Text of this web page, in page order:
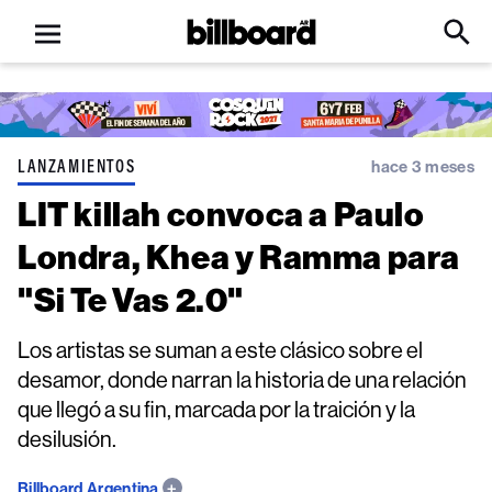
Open
menu
Billboard
Click
Input
LANZAMIENTOS hace 3 meses
LIT killah convoca a Paulo
Londra, Khea y Ramma para
"Si Te Vas 2.0"
Los artistas se suman a este clásico sobre el
desamor, donde narran la historia de una relación
que llegó a su fin, marcada por la traición y la
desilusión.